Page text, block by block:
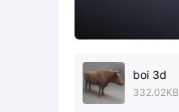
boi 3d
332.02KB